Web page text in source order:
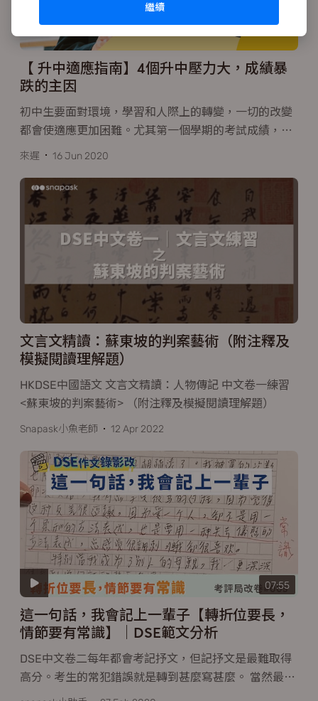
繼續
【 升中適應指南】4個升中壓力大，成績暴
跌的主因
初中生要面對環境，學習和人際上的轉變，一切的改變
都會使適應更加困難。尤其第一個學期的考試成績， …
來遲 16 Jun 2020
文言文精讀：蘇東坡的判案藝術（附注釋及
模擬閱讀理解題）
HKDSE中國語文 文言文精讀：人物傳記 中文卷一練習
<蘇東坡的判案藝術> （附注釋及模擬閱讀理解題）
Snapask小魚老師 12 Apr 2022
07:55
這一句話，我會記上一輩子【轉折位要長，
情節要有常識】｜DSE範文分析
DSE中文卷二每年都會考記抒文，但記抒文是最難取得
高分。考生的常犯錯誤就是轉到甚麼寫甚麼。 當然最…